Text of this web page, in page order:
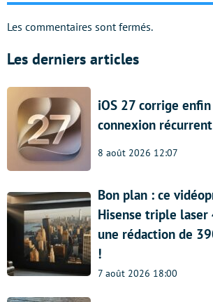
Les commentaires sont fermés.
Les derniers articles
iOS 27 corrige
connexion
8 août 2026 12:07
Bon plan : ce
Hisense triple laser
une rédaction de
!
7 août 2026 18:00